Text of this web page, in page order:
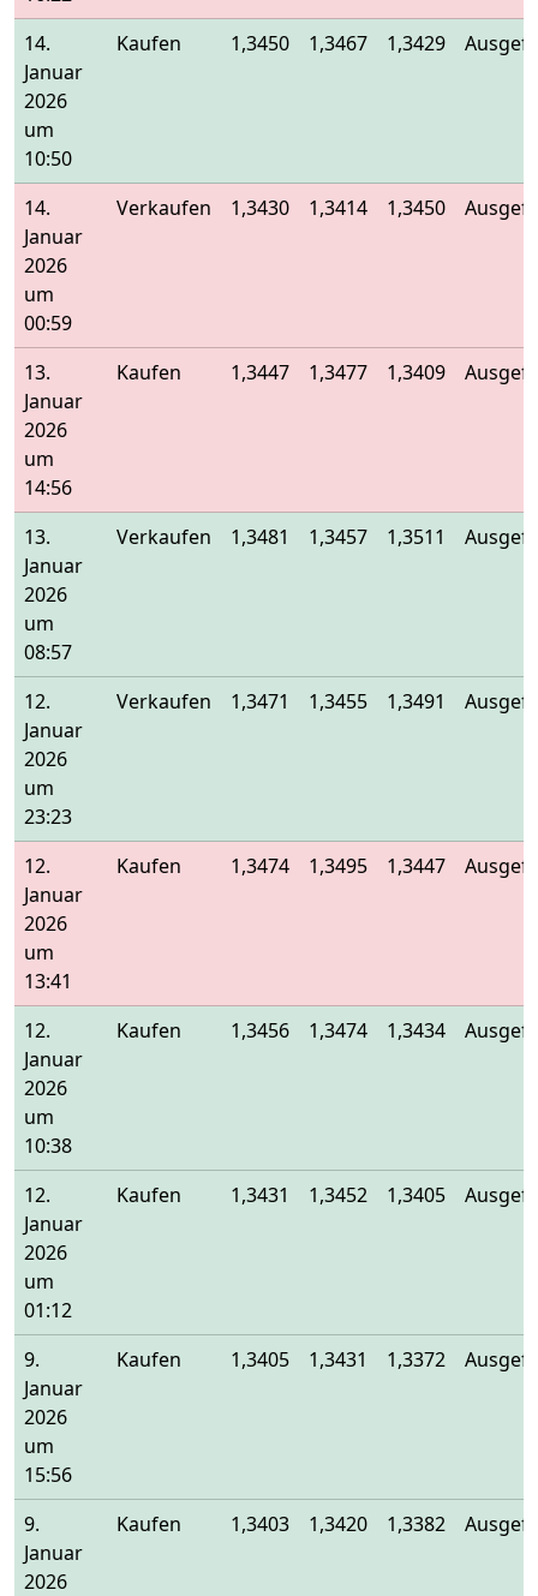
14.
Januar
2026
um
10:50
Kaufen 1,3450 1,3467 1,3429
14.
Januar
2026
um
00:59
Verkaufen 1,3430 1,3414 1,3450
13.
Januar
2026
um
14:56
Kaufen 1,3447 1,3477 1,3409
13.
Januar
2026
um
08:57
Verkaufen 1,3481 1,3457 1,3511
12.
Januar
2026
um
23:23
Verkaufen 1,3471 1,3455 1,3491
12.
Januar
2026
um
13:41
Kaufen 1,3474 1,3495 1,3447
12.
Januar
2026
um
10:38
Kaufen 1,3456 1,3474 1,3434
12.
Januar
2026
um
01:12
Kaufen 1,3431 1,3452 1,3405
9.
Januar
2026
um
15:56
Kaufen 1,3405 1,3431 1,3372
9.
Januar
2026
Kaufen 1,3403 1,3420 1,3382